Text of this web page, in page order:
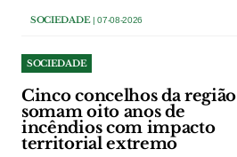
SOCIEDADE| 07-08-2026
SOCIEDADE
Cinco concelhos da região
somam oito anos de
incêndios com impacto
territorial extremo